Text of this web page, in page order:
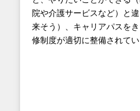
院や介護サービスなど）と
来そう）、キャリアパスを
修制度が適切に整備されてい